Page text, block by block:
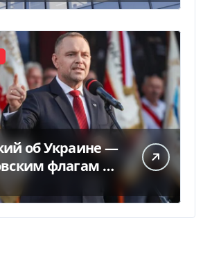
об Украине —
флагам не